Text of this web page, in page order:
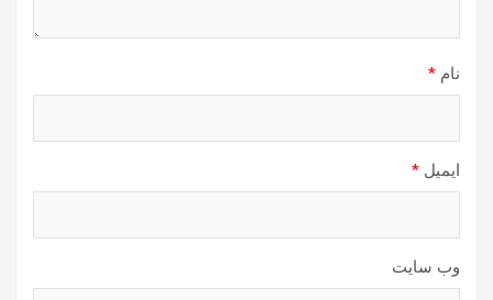
نام *
ایمیل *
وب‌ سایت